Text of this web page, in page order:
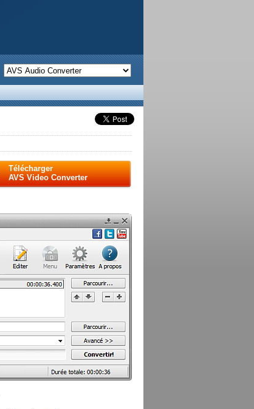
Télécharger
AVS Video Converter